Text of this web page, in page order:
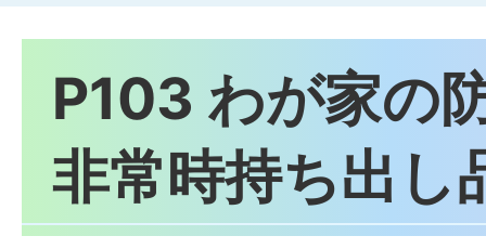
P103 わが家の
非常時持ち出し